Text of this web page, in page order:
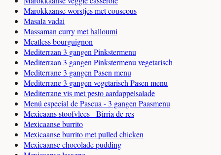
Marokkaanse worstjes met couscous
Masala vadai
Massaman curry met halloumi
Meatless bourguignon
Mediterraan 3 gangen Pinkstermenu
Mediterraan 3 gangen Pinkstermenu vegetarisch
Mediterrane 3 gangen Pasen menu
Mediterrane 3 gangen vegetarisch Pasen menu
Mediterrane vis met pesto aardappelsalade
Menú especial de Pascua - 3 gangen Paasmenu
Mexicaans stoofvlees - Birria de res
Mexicaanse burrito
Mexicaanse burrito met pulled chicken
Mexicaanse chocolade pudding